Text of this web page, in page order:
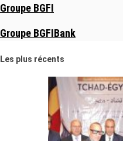
Groupe BGFI
Groupe BGFIBank
Les plus récents